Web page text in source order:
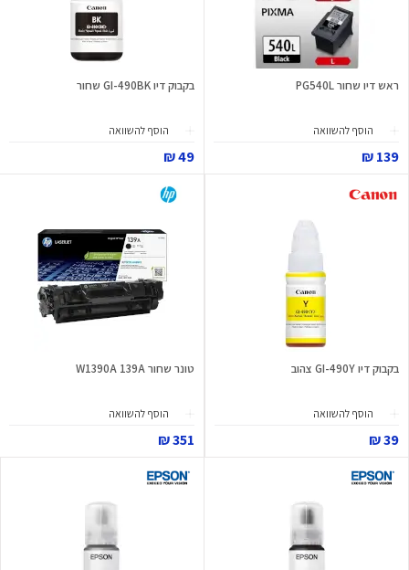
ראש דיו שחור PG540L
הוסף להשוואה
139 ₪
בקבוק דיו GI-490BK שחור
הוסף להשוואה
49 ₪
בקבוק דיו GI-490Y צהוב
הוסף להשוואה
39 ₪
טונר שחור W1390A 139A
הוסף להשוואה
351 ₪